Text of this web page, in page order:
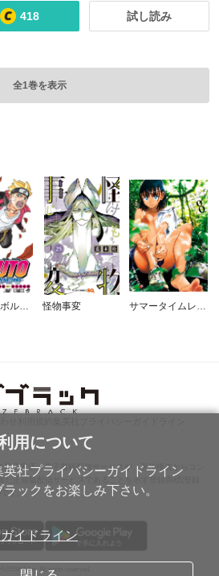
用について
英社プライバシーガイドライン
ックをお楽しみ下さい。
イドライン
418 試し読み
全1巻を表示
BORUTO-ボルト- -NARUTO NEXT GENERATIONS- 怪物事変 サマータイムレンダ
子書店・電子書籍配信サービスが、著作権者からコン
た正規版配信サービスであることを示す登録商標(登録
す。
Inc. All rights reserved.